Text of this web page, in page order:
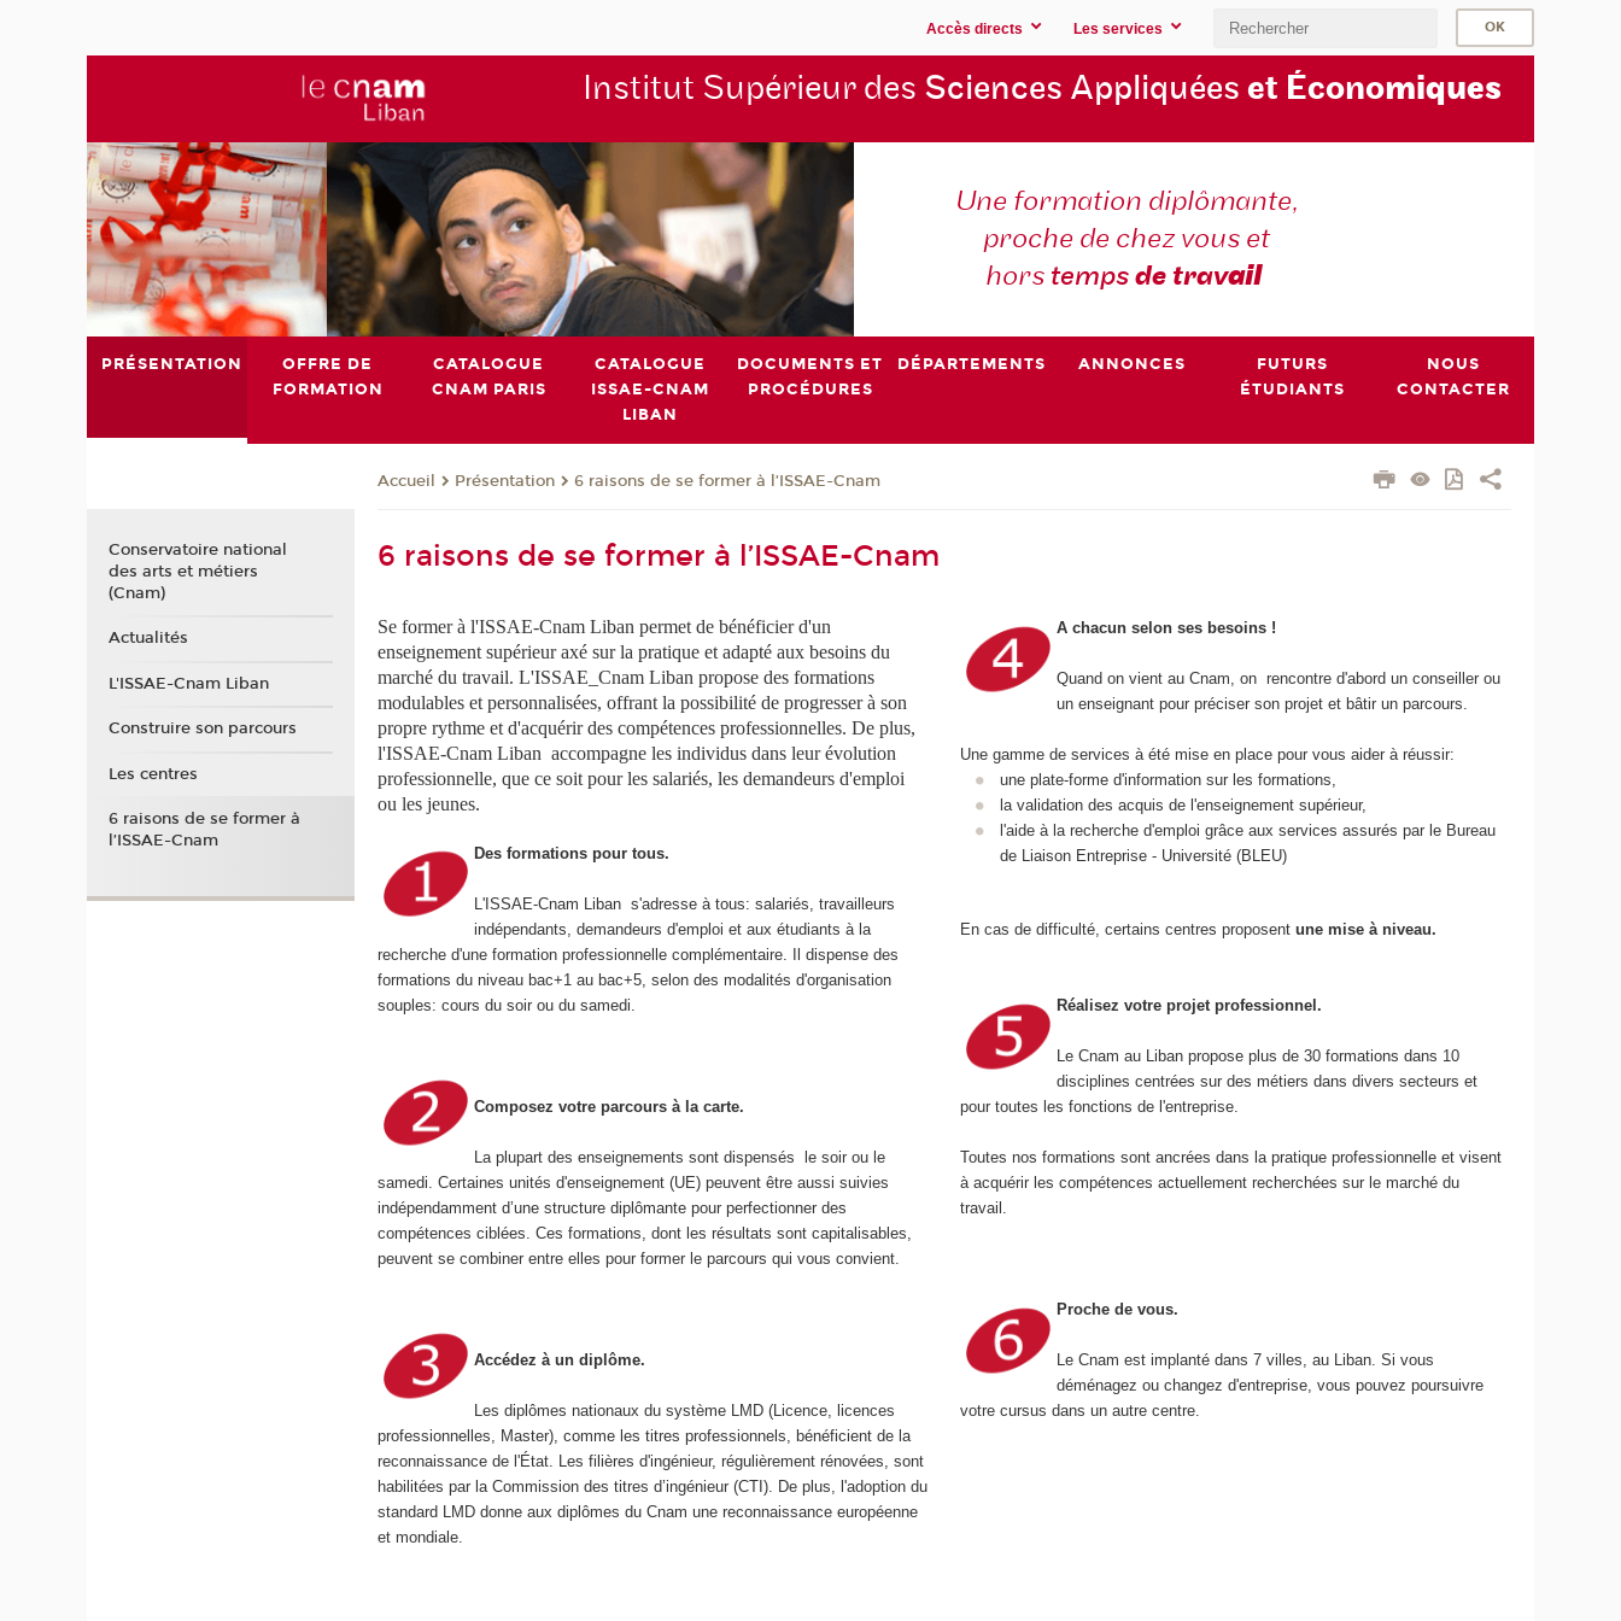
Accès directs Les services
Institut Supérieur des Sciences Appliquées et Économiques
Une formation diplômante,
proche de chez vous et
hors tempsde travail
PRÉSENTATION
OFFRE DE
FORMATION
CATALOGUE
CNAM PARIS
CATALOGUE
ISSAE-CNAM
LIBAN
DOCUMENTS ET
PROCÉDURES
DÉPARTEMENTS ANNONCES
FUTURS
ÉTUDIANTS
NOUS
CONTACTER
Accueil Présentation 6 raisons de se former à l’ISSAE-Cnam
6 raisons de se former à l’ISSAE-Cnam
Se former à l'ISSAE-Cnam Liban permet de bénéficier d'un
enseignement supérieur axé sur la pratique et adapté aux besoins du
marché du travail. L'ISSAE_Cnam Liban propose des formations
modulables et personnalisées, offrant la possibilité de progresser à son
propre rythme et d'acquérir des compétences professionnelles. De plus,
l'ISSAE-Cnam Liban accompagne les individus dans leur évolution
professionnelle, que ce soit pour les salariés, les demandeurs d'emploi
ou les jeunes.
Des formations pour tous.
L'ISSAE-Cnam Liban s'adresse à tous: salariés, travailleurs
indépendants, demandeurs d'emploi et aux étudiants à la
recherche d'une formation professionnelle complémentaire. Il dispense des
formations du niveau bac+1 au bac+5, selon des modalités d'organisation
souples: cours du soir ou du samedi.
Composez votre parcours à la carte.
La plupart des enseignements sont dispensés le soir ou le
samedi. Certaines unités d'enseignement (UE) peuvent être aussi suivies
indépendamment d’une structure diplômante pour perfectionner des
compétences ciblées. Ces formations, dont les résultats sont capitalisables,
peuvent se combiner entre elles pour former le parcours qui vous convient.
Accédez à un diplôme.
Les diplômes nationaux du système LMD (Licence, licences
professionnelles, Master), comme les titres professionnels, bénéficient de la
reconnaissance de l'État. Les filières d'ingénieur, régulièrement rénovées, sont
habilitées par la Commission des titres d’ingénieur (CTI). De plus, l'adoption du
standard LMD donne aux diplômes du Cnam une reconnaissance européenne
et mondiale.
A chacun selon ses besoins !
Quand on vient au Cnam, on rencontre d'abord un conseiller ou
un enseignant pour préciser son projet et bâtir un parcours.
Une gamme de services à été mise en place pour vous aider à réussir:
une plate-forme d'information sur les formations,
la validation des acquis de l'enseignement supérieur,
l'aide à la recherche d'emploi grâce aux services assurés par le Bureau
de Liaison Entreprise - Université (BLEU)
En cas de difficulté, certains centres proposentune mise à niveau.
Réalisez votre projet professionnel.
Le Cnam au Liban propose plus de 30 formations dans 10
disciplines centrées sur des métiers dans divers secteurs et
pour toutes les fonctions de l'entreprise.
Toutes nos formations sont ancrées dans la pratique professionnelle et visent
à acquérir les compétences actuellement recherchées sur le marché du
travail.
Proche de vous.
Le Cnam est implanté dans 7 villes, au Liban. Si vous
déménagez ou changez d'entreprise, vous pouvez poursuivre
votre cursus dans un autre centre.
Conservatoire national
des arts et métiers
(Cnam)
Actualités
L'ISSAE-Cnam Liban
Construire son parcours
Les centres
6 raisons de se former à
l’ISSAE-Cnam